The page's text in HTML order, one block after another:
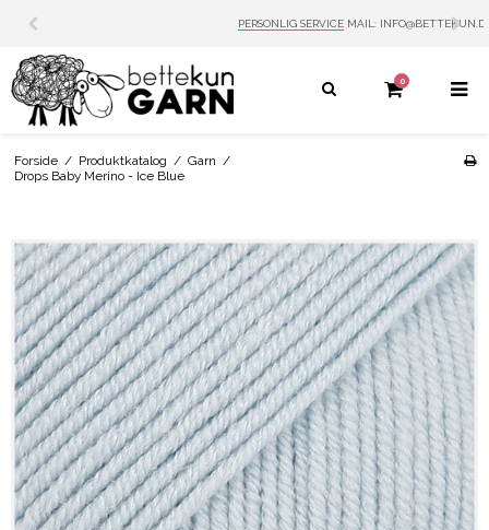
MAIL: INFO@BETTEKUN.DK
0
Forside / Produktkatalog / Garn /
Drops Baby Merino - Ice Blue